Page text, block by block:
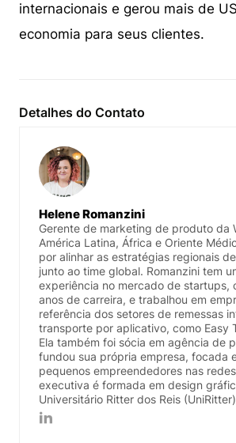
internacionais e gerou mais de
economia para seus clientes.
Detalhes do Contato
Helene Romanzini
Gerente de marketing de produto da
América Latina, África e Oriente
por alinhar as estratégias regionais
junto ao time global. Romanzini tem
experiência no mercado de startups,
anos de carreira, e trabalhou em
referência dos setores de remessas
transporte por aplicativo, como Easy
Ela também foi sócia em agência de
fundou sua própria empresa, focada
pequenos empreendedores nas
executiva é formada em design
Universitário Ritter dos Reis